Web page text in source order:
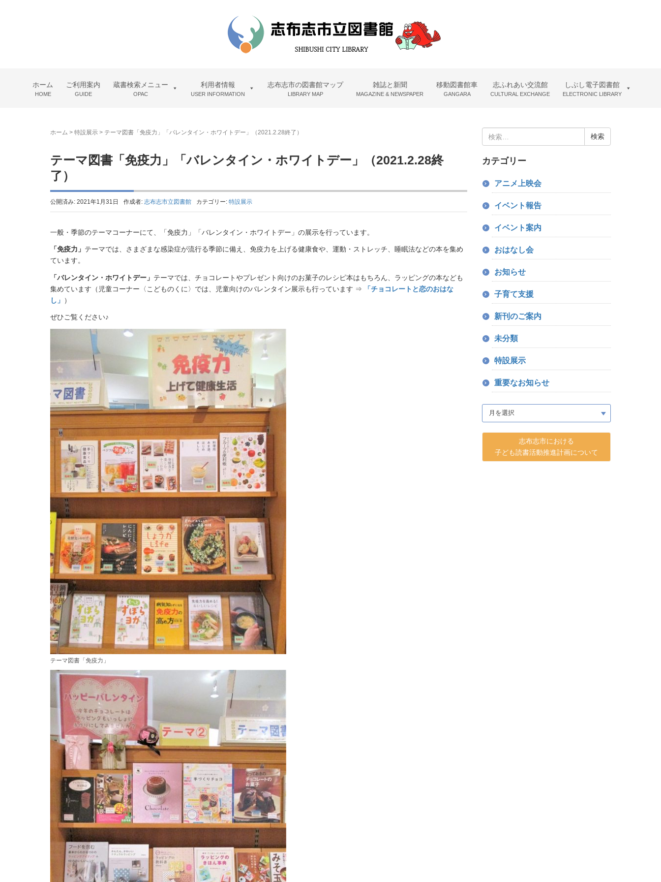
ホーム
HOME
ご利用案内
GUIDE
蔵書検索メニュー
OPAC
利用者情報
USER INFORMATION
志布志市の図書館マップ
LIBRARY MAP
雑誌と新聞
MAGAZINE & NEWSPAPER
移動図書館車
GANGARA
志ふれあい交流館
CULTURAL EXCHANGE
しぶし電子図書館
ELECTRONIC LIBRARY
ホーム > 特設展示 > テーマ図書「免疫力」「バレンタイン・ホワイトデー」（2021.2.28終了）
テーマ図書「免疫力」「バレンタイン・ホワイトデー」（2021.2.28終
了）
公開済み: 2021年1月31日 作成者: 志布志市立図書館 カテゴリー: 特設展示
一般・季節のテーマコーナーにて、「免疫力」「バレンタイン・ホワイトデー」の展示を行っています。
「免疫力」 テーマでは、さまざまな感染症が流行る季節に備え、免疫力を上げる健康食や、運動・ストレッチ、睡眠法などの本を集め
ています。
「バレンタイン・ホワイトデー」 テーマでは、チョコレートやプレゼント向けのお菓子のレシピ本はもちろん、ラッピングの本なども
集めています（児童コーナー〈こどものくに〉では、児童向けのバレンタイン展示も行っています ⇒
「チョコレートと恋のおはな
し」 ）
ぜひご覧ください♪
テーマ図書「免疫力」
索:
カテゴリー
アニメ上映会
イベント報告
イベント案内
おはなし会
お知らせ
子育て支援
新刊のご案内
未分類
特設展示
重要なお知らせ
志布志市における
子ども読書活動推進計画について